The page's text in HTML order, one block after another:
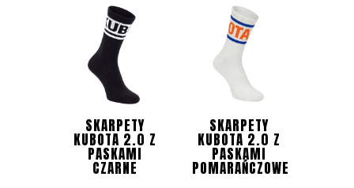
SKARPETY
KUBOTA 2.0 Z
PASKAMI
CZARNE
SKARPETY
KUBOTA 2.0 Z
PASKAMI
POMARAŃCZOWE